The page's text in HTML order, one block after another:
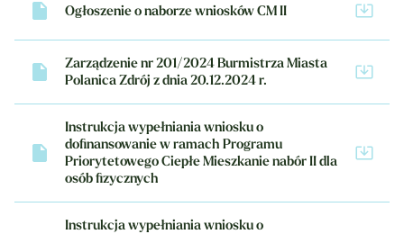
Ogłoszenie o naborze wniosków CM II
Zarządzenie nr 201/2024 Burmistrza Miasta
Polanica Zdrój z dnia 20.12.2024 r.
Instrukcja wypełniania wniosku o
dofinansowanie w ramach Programu
Priorytetowego Ciepłe Mieszkanie nabór II dla
osób fizycznych
Instrukcja wypełniania wniosku o